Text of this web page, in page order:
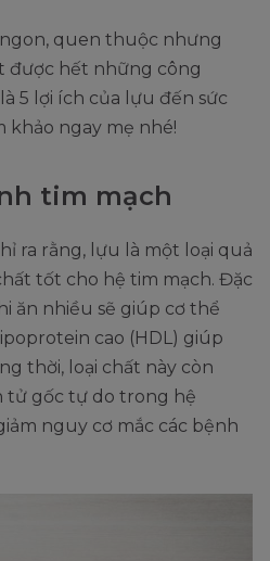
quen thuộc nhưng
được hết những công
5 lợi ích của lựu đến sức
khảo ngay mẹ nhé!
tim mạch
ra rằng, lựu là một loại quả
tốt cho hệ tim mạch. Đặc
ăn nhiều sẽ giúp cơ thể
cao (HDL) giúp
thời, loại chất này còn
tử gốc tự do trong hệ
nguy cơ mắc các bệnh